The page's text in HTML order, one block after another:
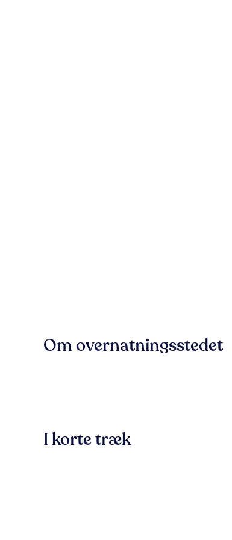
Om overnatningsstedet
I korte træk